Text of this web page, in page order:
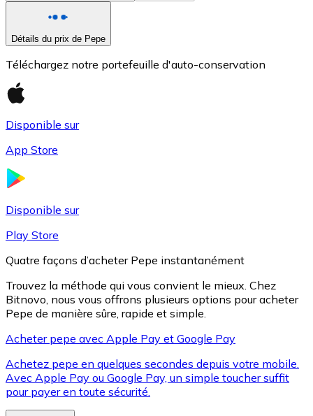
XRP
XRP
Détails du prix de Pepe
Téléchargez notre portefeuille d'auto-conservation
Disponible sur
App Store
Disponible sur
Play Store
Quatre façons d’acheter Pepe instantanément
Trouvez la méthode qui vous convient le mieux. Chez
Bitnovo, nous vous offrons plusieurs options pour acheter
Pepe de manière sûre, rapide et simple.
Acheter pepe avec Apple Pay et Google Pay
Achetez pepe en quelques secondes depuis votre mobile.
Avec Apple Pay ou Google Pay, un simple toucher suffit
pour payer en toute sécurité.